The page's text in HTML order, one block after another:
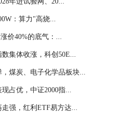
：算力"高烧...
价40%的底气：...
集体收涨，科创50E...
煤炭、电子化学品板块...
占优，中证2000指...
强，红利ETF易方达...